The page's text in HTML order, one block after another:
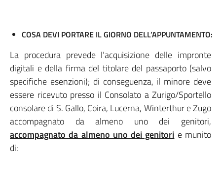
COSA DEVI PORTARE IL GIORNO DELL’APPUNTAMENTO:
La procedura prevede l’acquisizione delle impronte
digitali e della firma del titolare del passaporto (salvo
specifiche esenzioni); di conseguenza, il minore deve
essere ricevuto presso il Consolato a Zurigo/Sportello
consolare di S. Gallo, Coira, Lucerna, Winterthur e Zugo
accompagnato da almeno uno dei genitori,
accompagnato da almeno uno dei genitori e munito
di: